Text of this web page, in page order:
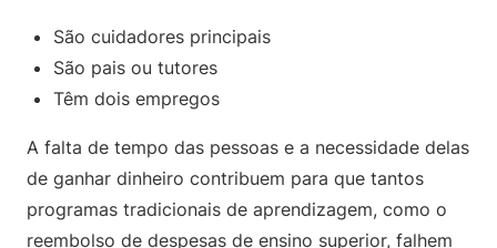
São cuidadores principais
São pais ou tutores
Têm dois empregos
A falta de tempo das pessoas e a necessidade delas
de ganhar dinheiro contribuem para que tantos
programas tradicionais de aprendizagem, como o
reembolso de despesas de ensino superior, falhem